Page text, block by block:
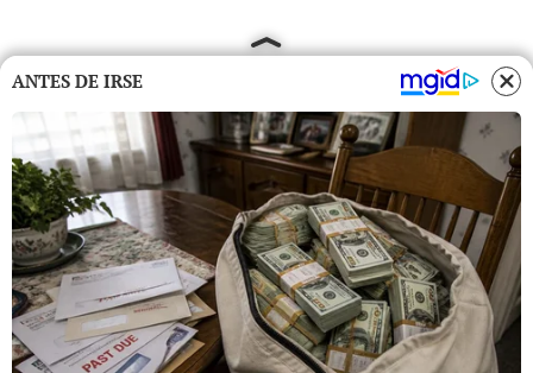
ANTES DE IRSE